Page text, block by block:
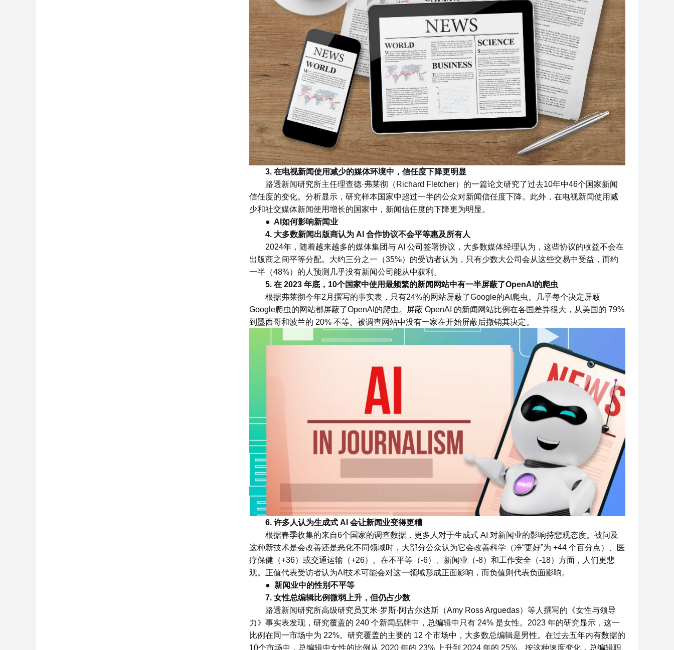
3. 在电视新闻使用减少的媒体环境中，信任度下降更明显
路透新闻研究所主任理查德·弗莱彻（Richard Fletcher）的一篇论文研究了过去10年中46个国家新闻
信任度的变化。分析显示，研究样本国家中超过一半的公众对新闻信任度下降。此外，在电视新闻使用减
少和社交媒体新闻使用增长的国家中，新闻信任度的下降更为明显。
● AI如何影响新闻业
4. 大多数新闻出版商认为 AI 合作协议不会平等惠及所有人
2024年，随着越来越多的媒体集团与 AI 公司签署协议，大多数媒体经理认为，这些协议的收益不会在
出版商之间平等分配。大约三分之一（35%）的受访者认为，只有少数大公司会从这些交易中受益，而约
一半（48%）的人预测几乎没有新闻公司能从中获利。
5. 在 2023 年底，10个国家中使用最频繁的新闻网站中有一半屏蔽了OpenAI的爬虫
根据弗莱彻今年2月撰写的事实表，只有24%的网站屏蔽了Google的AI爬虫。几乎每个决定屏蔽
Google爬虫的网站都屏蔽了OpenAI的爬虫。屏蔽 OpenAI 的新闻网站比例在各国差异很大，从美国的 79%
到墨西哥和波兰的 20% 不等。被调查网站中没有一家在开始屏蔽后撤销其决定。
6. 许多人认为生成式 AI 会让新闻业变得更糟
根据春季收集的来自6个国家的调查数据，更多人对于生成式 AI 对新闻业的影响持悲观态度。被问及
这种新技术是会改善还是恶化不同领域时，大部分公众认为它会改善科学（净“更好”为 +44 个百分点）、医
疗保健（+36）或交通运输（+26）。在不平等（-6）、新闻业（-8）和工作安全（-18）方面，人们更悲
观。正值代表受访者认为AI技术可能会对这一领域形成正面影响，而负值则代表负面影响。
● 新闻业中的性别不平等
7. 女性总编辑比例微弱上升，但仍占少数
路透新闻研究所高级研究员艾米·罗斯·阿古尔达斯（Amy Ross Arguedas）等人撰写的《女性与领导
力》事实表发现，研究覆盖的 240 个新闻品牌中，总编辑中只有 24% 是女性。2023 年的研究显示，这一
比例在同一市场中为 22%。研究覆盖的主要的 12 个市场中，大多数总编辑是男性。在过去五年内有数据的
10个市场中，总编辑中女性的比例从 2020 年的 23% 上升到 2024 年的 25%。按这种速度变化，总编辑职